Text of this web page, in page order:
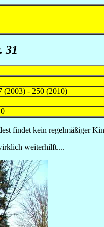
31
(2003) - 250 (2010)
findet kein regelmäßiger
weiterhilft....